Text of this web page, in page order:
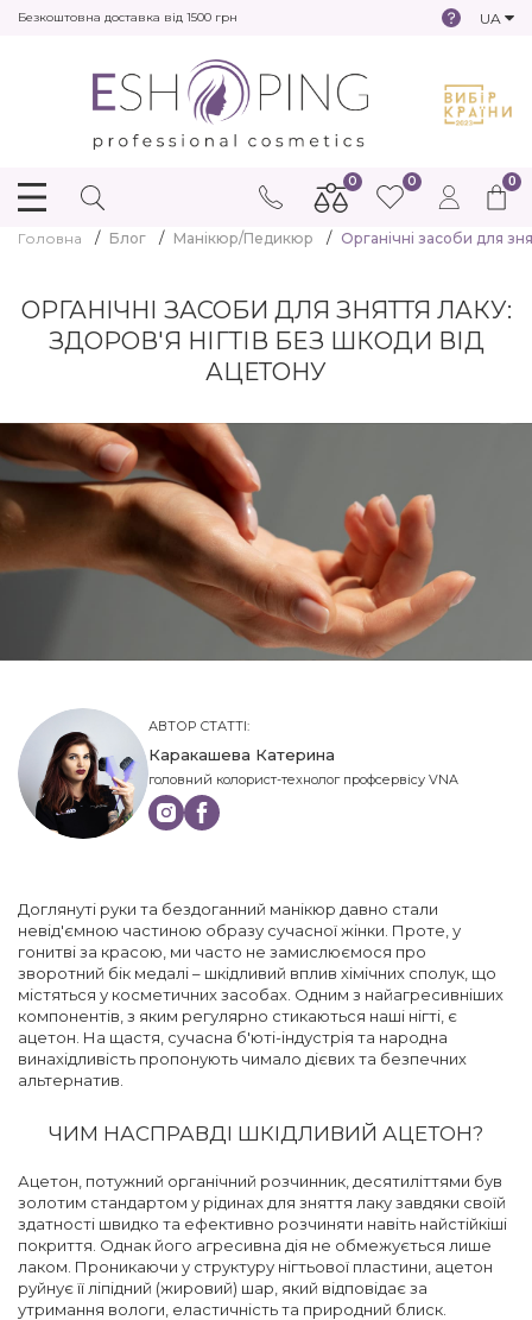
Безкоштовна доставка від 1500 грн UA
0
0 0
Головна Блог Манікюр/Педикюр Органічні засоби для
ОРГАНІЧНІ ЗАСОБИ ДЛЯ ЗНЯТТЯ ЛАКУ:
ЗДОРОВ'Я НІГТІВ БЕЗ ШКОДИ ВІД
АЦЕТОНУ
АВТОР СТАТТІ:
Каракашева Катерина
головний колорист-технолог профсервісу VNA
Доглянуті руки та бездоганний манікюр давно стали
невід'ємною частиною образу сучасної жінки. Проте, у
гонитві за красою, ми часто не замислюємося про
зворотний бік медалі – шкідливий вплив хімічних сполук, що
містяться у косметичних засобах. Одним з найагресивніших
компонентів, з яким регулярно стикаються наші нігті, є
ацетон. На щастя, сучасна б'юті-індустрія та народна
винахідливість пропонують чимало дієвих та безпечних
альтернатив.
ЧИМ НАСПРАВДІ ШКІДЛИВИЙ АЦЕТОН?
Ацетон, потужний органічний розчинник, десятиліттями був
золотим стандартом у рідинах для зняття лаку завдяки своїй
здатності швидко та ефективно розчиняти навіть найстійкіші
покриття. Однак його агресивна дія не обмежується лише
лаком. Проникаючи у структуру нігтьової пластини, ацетон
руйнує її ліпідний (жировий) шар, який відповідає за
утримання вологи, еластичність та природний блиск.